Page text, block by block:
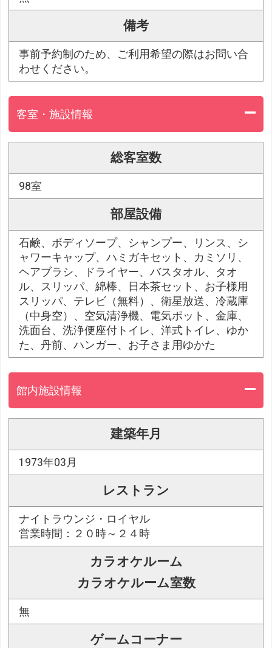
備考
事前予約制のため、ご利用希望の際はお問い合
わせください。
客室・施設情報
総客室数
98室
部屋設備
石鹸、ボディソープ、シャンプー、リンス、シ
ャワーキャップ、ハミガキセット、カミソリ、
ヘアブラシ、ドライヤー、バスタオル、タオ
ル、スリッパ、綿棒、日本茶セット、お子様用
スリッパ、テレビ（無料）、衛星放送、冷蔵庫
（中身空）、空気清浄機、電気ポット、金庫、
洗面台、洗浄便座付トイレ、洋式トイレ、ゆか
た、丹前、ハンガー、お子さま用ゆかた
館内施設情報
建築年月
1973年03月
レストラン
ナイトラウンジ・ロイヤル
営業時間：２０時～２４時
カラオケルーム
カラオケルーム室数
無
ゲームコーナー